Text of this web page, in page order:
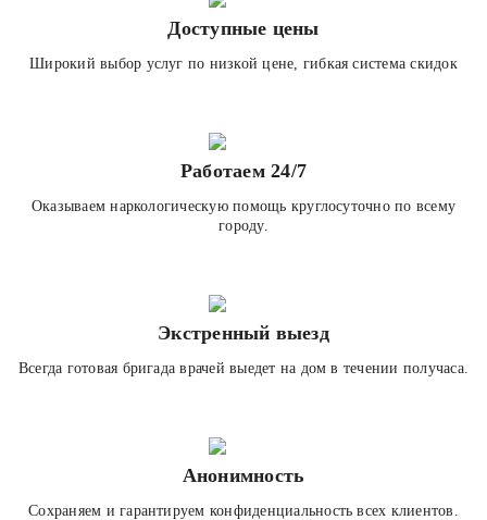
Доступные цены
Широкий выбор услуг по низкой цене, гибкая система скидок
Работаем 24/7
Оказываем наркологическую помощь круглосуточно по всему
городу.
Экстренный выезд
Всегда готовая бригада врачей выедет на дом в течении получаса.
Анонимность
Сохраняем и гарантируем конфиденциальность всех клиентов.